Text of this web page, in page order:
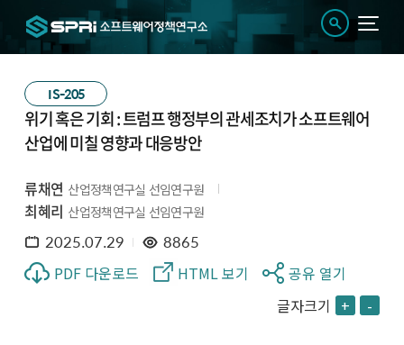
IS-205
위기 혹은 기회 : 트럼프 행정부의 관세조치가 소프트웨어
산업에 미칠 영향과 대응방안
류채연 산업정책연구실 선임연구원
최혜리 산업정책연구실 선임연구원
2025.07.29 8865
PDF 다운로드 HTML 보기
공유 열기
글자크기 + -